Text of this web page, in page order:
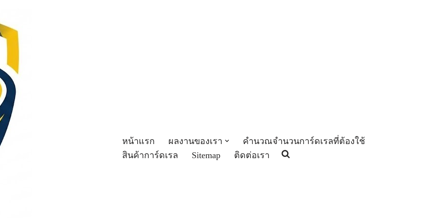
หน้าแรก ผลงานของเรา
คำนวณจำนวนการ์ดเรลที่ต้องใช้
สินค้าการ์ดเรล
Sitemap ติดต่อเรา